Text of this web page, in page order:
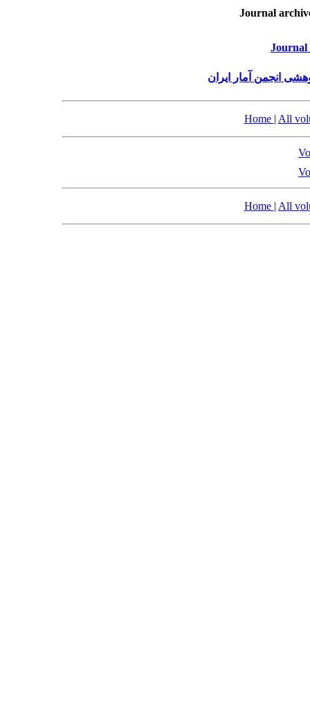
Journal
Journal
انجمن آمار ایران
Home | All
Home | All